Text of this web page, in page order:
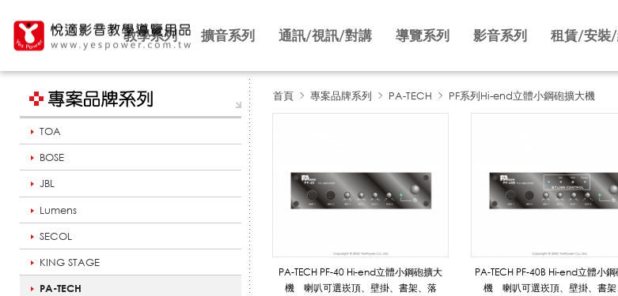
教學系列 擴音系列 通訊/視訊/對講 導覽系列 影音系列 租賃/安裝
TOA
BOSE
JBL
Lumens
SECOL
KING STAGE
PA-TECH
首頁 專案品牌系列 PA-TECH PF系列Hi-end立體小鋼砲擴大機
系
PA-TECH PF-40 Hi-end立體小鋼砲擴大
機 喇叭可選崁頂、壁掛、書架、落
PA-TECH PF-40B Hi-end立體小
機 喇叭可選崁頂、壁掛、書架